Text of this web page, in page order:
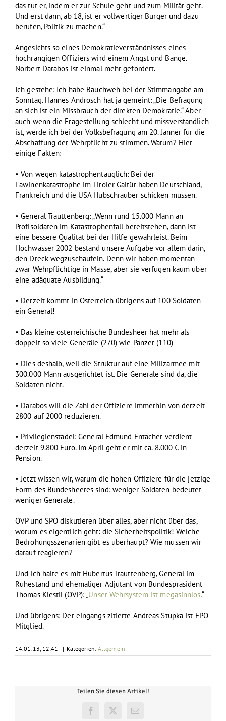
das tut er, indem er zur Schule geht und zum Militär geht.
Und erst dann, ab 18, ist er vollwertiger Bürger und dazu
berufen, Politik zu machen.“
Angesichts so eines Demokratieverständnisses eines
hochrangigen Offiziers wird einem Angst und Bange.
Norbert Darabos ist einmal mehr gefordert.
Ich gestehe: Ich habe Bauchweh bei der Stimmangabe am
Sonntag. Hannes Androsch hat ja gemeint: „Die Befragung
an sich ist ein Missbrauch der direkten Demokratie.“ Aber
auch wenn die Fragestellung schlecht und missverständlich
ist, werde ich bei der Volksbefragung am 20. Jänner für die
Abschaffung der Wehrpflicht zu stimmen. Warum? Hier
einige Fakten:
• Von wegen katastrophentauglich: Bei der
Lawinenkatastrophe im Tiroler Galtür haben Deutschland,
Frankreich und die USA Hubschrauber schicken müssen.
• General Trauttenberg: „Wenn rund 15.000 Mann an
Profisoldaten im Katastrophenfall bereitstehen, dann ist
eine bessere Qualität bei der Hilfe gewährleist. Beim
Hochwasser 2002 bestand unsere Aufgabe vor allem darin,
den Dreck wegzuschaufeln. Denn wir haben momentan
zwar Wehrpflichtige in Masse, aber sie verfügen kaum über
eine adäquate Ausbildung.“
• Derzeit kommt in Österreich übrigens auf 100 Soldaten
ein General!
• Das kleine österreichische Bundesheer hat mehr als
doppelt so viele Generäle (270) wie Panzer (110)
• Dies deshalb, weil die Struktur auf eine Milizarmee mit
300.000 Mann ausgerichtet ist. Die Generäle sind da, die
Soldaten nicht.
• Darabos will die Zahl der Offiziere immerhin von derzeit
2800 auf 2000 reduzieren.
• Privilegienstadel: General Edmund Entacher verdient
derzeit 9.800 Euro. Im April geht er mit ca. 8.000 € in
Pension.
• Jetzt wissen wir, warum die hohen Offiziere für die jetzige
Form des Bundesheeres sind: weniger Soldaten bedeutet
weniger Generäle.
ÖVP und SPÖ diskutieren über alles, aber nicht über das,
worum es eigentlich geht: die Sicherheitspolitik! Welche
Bedrohungsszenarien gibt es überhaupt? Wie müssen wir
darauf reagieren?
Und ich halte es mit Hubertus Trauttenberg, General im
Ruhestand und ehemaliger Adjutant von Bundespräsident
Thomas Klestil (ÖVP): „Unser Wehrsystem ist megasinnlos.“
Und übrigens: Der eingangs zitierte Andreas Stupka ist FPÖ-
Mitglied.
14.01.13, 12:41 | Kategorien: Allgemein
Teilen Sie diesen Artikel!
Facebook
X
E-